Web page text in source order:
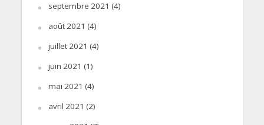
septembre 2021 (4)
août 2021 (4)
juillet 2021 (4)
juin 2021 (1)
mai 2021 (4)
avril 2021 (2)